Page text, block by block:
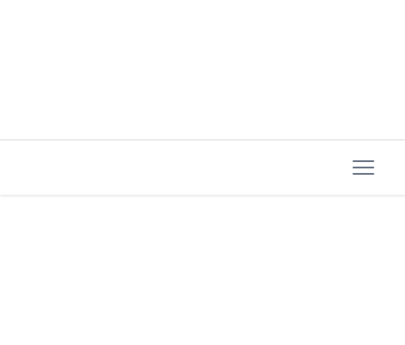
Trimestre,